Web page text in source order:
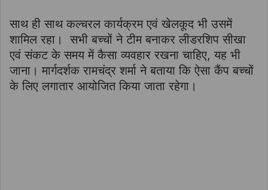
साथ ही साथ कल्चरल कार्यक्रम एवं खेलकूद भी उसमें
शामिल रहा। सभी बच्चों ने टीम बनाकर लीडरशिप सीखा
एवं संकट के समय में कैसा व्यवहार रखना चाहिए, यह भी
जाना। मार्गदर्शक रामचंद्र शर्मा ने बताया कि ऐसा कैंप बच्चों
के लिए लगातार आयोजित किया जाता रहेगा।